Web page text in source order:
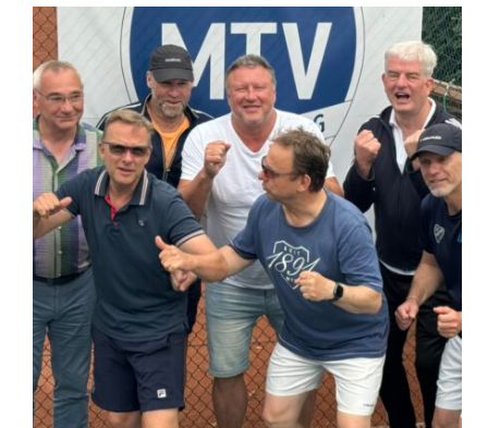
ZOOM
gemacht!